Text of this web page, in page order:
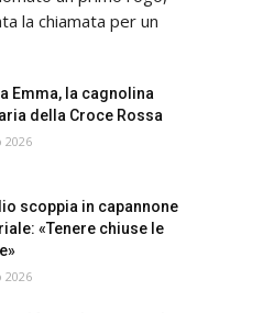
la chiamata per un
Emma, la cagnolina
della Croce Rossa
2026
scoppia in capannone
«Tenere chiuse le
2026